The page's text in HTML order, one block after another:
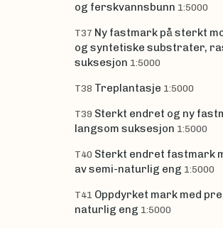
og ferskvannsbunn 1:5000
T37 Ny fastmark på sterkt
og syntetiske substrater,
suksesjon 1:5000
T38 Treplantasje 1:5000
T39 Sterkt endret og ny
langsom suksesjon 1:5000
T40 Sterkt endret fastmark
av semi-naturlig eng 1:5000
T41 Oppdyrket mark med
naturlig eng 1:5000